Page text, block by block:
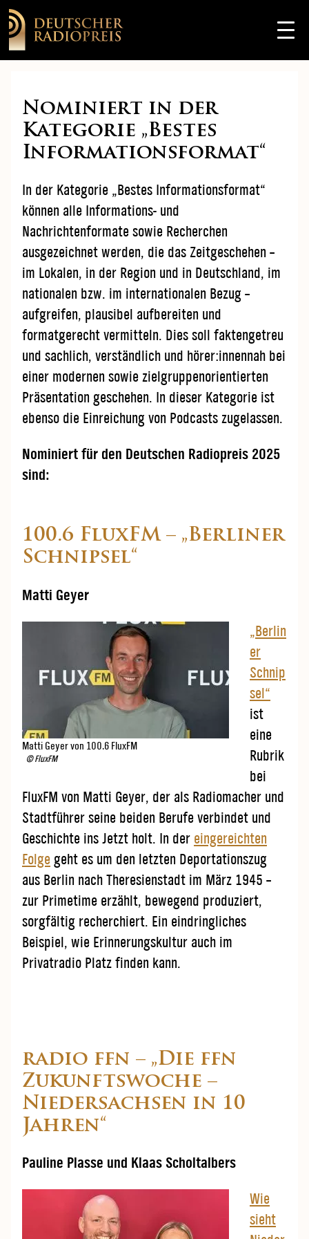
Nominiert in der
Kategorie „Bestes
Informationsformat“
In der Kategorie „Bestes Informationsformat“
können alle Informations- und
Nachrichtenformate sowie Recherchen
ausgezeichnet werden, die das Zeitgeschehen –
im Lokalen, in der Region und in Deutschland, im
nationalen bzw. im internationalen Bezug –
aufgreifen, plausibel aufbereiten und
formatgerecht vermitteln. Dies soll faktengetreu
und sachlich, verständlich und hörer:innennah bei
einer modernen sowie zielgruppenorientierten
Präsentation geschehen. In dieser Kategorie ist
ebenso die Einreichung von Podcasts zugelassen.
Nominiert für den Deutschen Radiopreis 2025
sind:
100.6 FluxFM – „Berliner
Schnipsel“
Matti Geyer
Matti Geyer von 100.6 FluxFM
© FluxFM
„Berlin
er
Schnip
sel“
ist
eine
Rubrik
bei
FluxFM von Matti Geyer, der als Radiomacher und
Stadtführer seine beiden Berufe verbindet und
Geschichte ins Jetzt holt. In der eingereichten
Folge geht es um den letzten Deportationszug
aus Berlin nach Theresienstadt im März 1945 –
zur Primetime erzählt, bewegend produziert,
sorgfältig recherchiert. Ein eindringliches
Beispiel, wie Erinnerungskultur auch im
Privatradio Platz finden kann.
radio ffn – „Die ffn
Zukunftswoche –
Niedersachsen in 10
Jahren“
Pauline Plasse und Klaas Scholtalbers
Wie
sieht